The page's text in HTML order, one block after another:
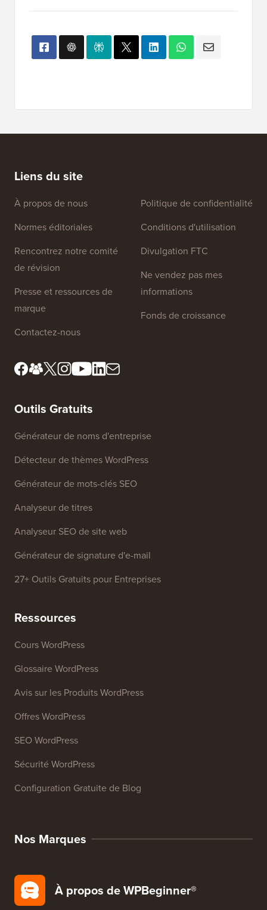
Liens du site
À propos de nous
Normes éditoriales
Rencontrez notre comité
de révision
Presse et ressources de
marque
Contactez-nous
Politique de confidentialité
Conditions d'utilisation
Divulgation FTC
Ne vendez pas mes
informations
Fonds de croissance
Outils Gratuits
Générateur de noms d'entreprise
Détecteur de thèmes WordPress
Générateur de mots-clés SEO
Analyseur de titres
Analyseur SEO de site web
Générateur de signature d'e-mail
27+ Outils Gratuits pour Entreprises
Ressources
Cours WordPress
Glossaire WordPress
Avis sur les Produits WordPress
Offres WordPress
SEO WordPress
Sécurité WordPress
Configuration Gratuite de Blog
Nos Marques
À propos de WPBeginner®